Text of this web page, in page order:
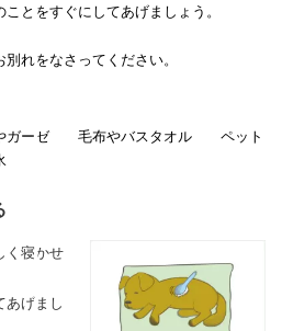
とをすぐにしてあげましょう。
れをなさってください。
ガーゼ 毛布やバスタオル ペット
く寝かせ
あげまし